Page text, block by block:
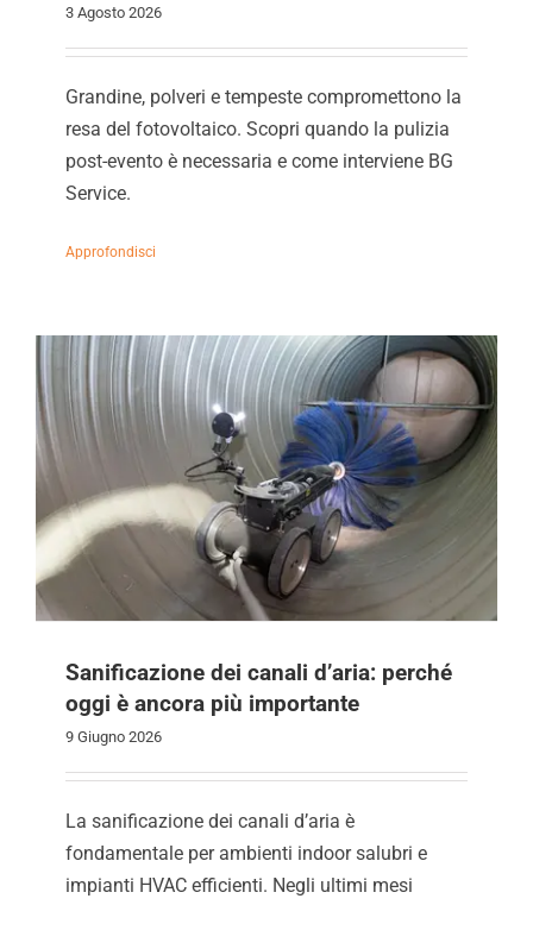
3 Agosto 2026
Grandine, polveri e tempeste compromettono la
resa del fotovoltaico. Scopri quando la pulizia
post-evento è necessaria e come interviene BG
Service.
Sanificazione dei canali d’aria: perché
oggi è ancora più importante
9 Giugno 2026
La sanificazione dei canali d’aria è
fondamentale per ambienti indoor salubri e
impianti HVAC efficienti. Negli ultimi mesi